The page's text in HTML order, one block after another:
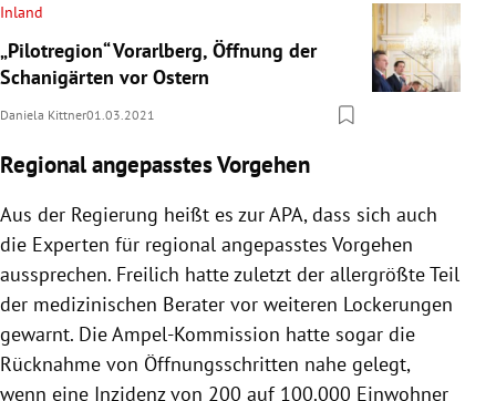
Inland
„Pilotregion“ Vorarlberg, Öffnung der
Schanigärten vor Ostern
Daniela Kittner01.03.2021
Regional angepasstes Vorgehen
Aus der Regierung heißt es zur APA, dass sich auch
die Experten für regional angepasstes Vorgehen
aussprechen. Freilich hatte zuletzt der allergrößte Teil
der medizinischen Berater vor weiteren Lockerungen
gewarnt. Die Ampel-Kommission hatte sogar die
Rücknahme von Öffnungsschritten nahe gelegt,
wenn eine Inzidenz von 200 auf 100.000 Einwohner